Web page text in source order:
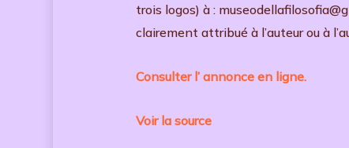
trois logos) à :
clairement attribué à l’auteur ou à
Consulter l’ annonce en ligne.
Voir la source